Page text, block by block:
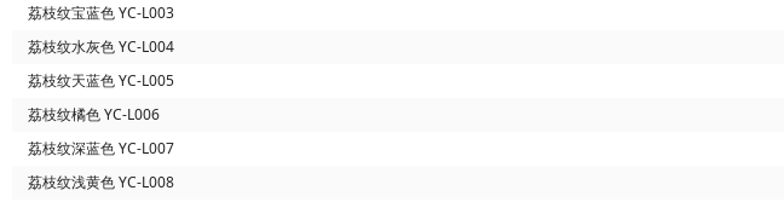
荔枝纹宝蓝色 YC-L003
荔枝纹水灰色 YC-L004
荔枝纹天蓝色 YC-L005
荔枝纹橘色 YC-L006
荔枝纹深蓝色 YC-L007
荔枝纹浅黄色 YC-L008